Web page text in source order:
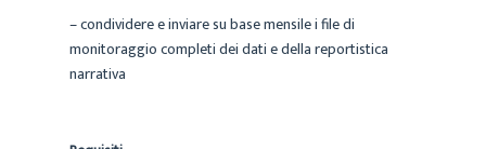
– condividere e inviare su base mensile i file di
monitoraggio completi dei dati e della reportistica
narrativa